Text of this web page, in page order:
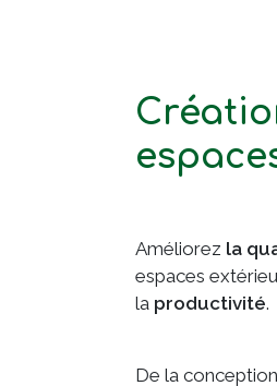
Améliorez la
espaces
la productivité.
De la